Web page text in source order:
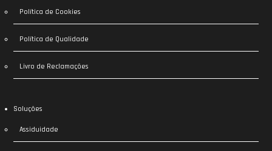
Política de Cookies
Política de Qualidade
Livro de Reclamações
Soluções
Assiduidade